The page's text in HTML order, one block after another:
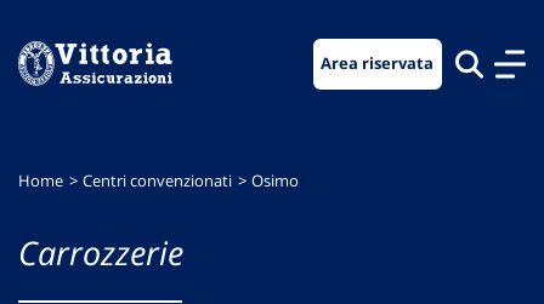
menu
contenuto
footer
Area riservata
Home Centri convenzionati Osimo
Carrozzerie